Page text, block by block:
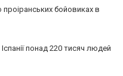
бойовиках в
понад 220 тисяч людей